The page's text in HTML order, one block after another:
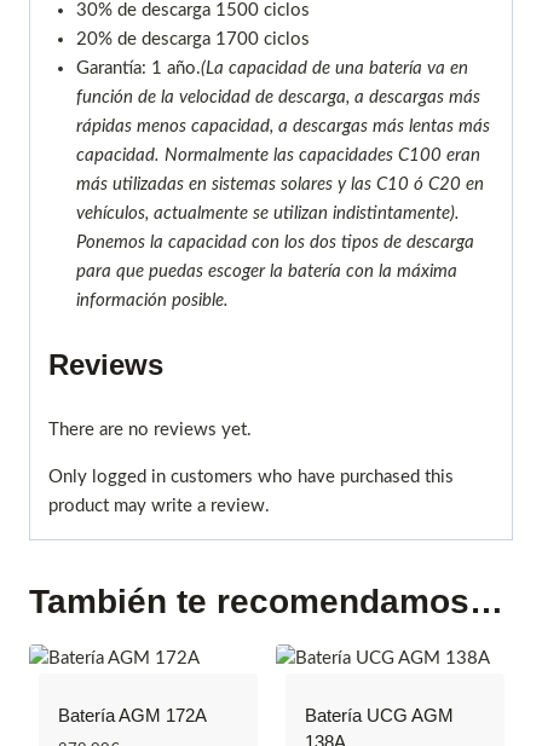
30% de descarga 1500 ciclos
20% de descarga 1700 ciclos
Garantía: 1 año.(La capacidad de una batería va en
función de la velocidad de descarga, a descargas más
rápidas menos capacidad, a descargas más lentas más
capacidad. Normalmente las capacidades C100 eran
más utilizadas en sistemas solares y las C10 ó C20 en
vehículos, actualmente se utilizan indistintamente).
Ponemos la capacidad con los dos tipos de descarga
para que puedas escoger la batería con la máxima
información posible.
Reviews
There are no reviews yet.
Only logged in customers who have purchased this
product may write a review.
También te recomendamos…
Batería AGM 172A
Batería UCG AGM
138A